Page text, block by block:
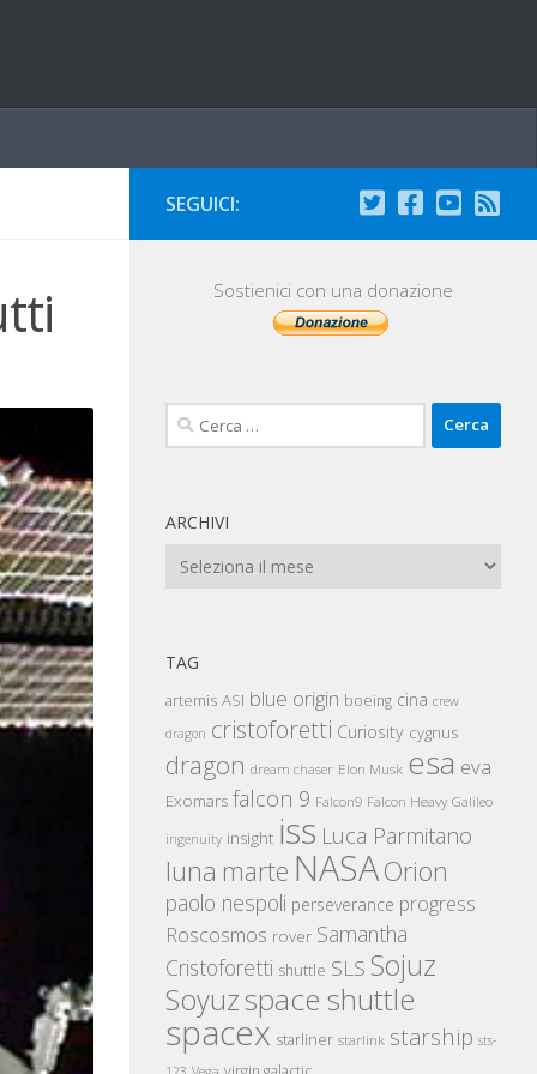
SEGUICI:
Sostienici con una donazione
Ricerca
per:
ARCHIVI
Archivi
TAG
artemis ASI blue origin boeing cina crew
dragon cristoforetti Curiosity cygnus
dragon dream chaser Elon Musk esa eva
Exomars falcon 9 Falcon9 Falcon Heavy Galileo
ingenuity insight iss Luca Parmitano
luna marte NASAOrion
paolo nespoli perseverance progress
Roscosmos rover Samantha
Cristoforetti shuttle SLS Sojuz
Soyuzspace shuttle
spacex starliner starlink starship sts-